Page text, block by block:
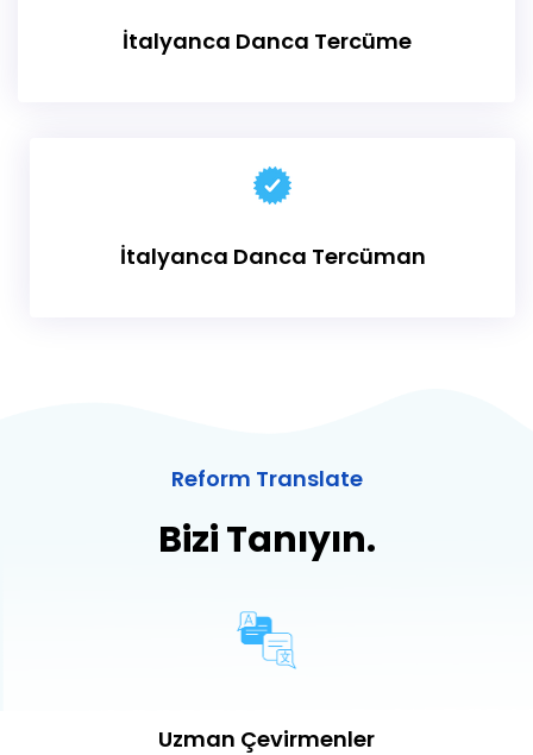
İtalyanca Danca Tercüme
İtalyanca Danca Tercüman
Reform Translate
Bizi Tanıyın.
Uzman Çevirmenler